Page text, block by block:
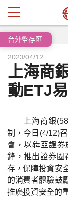
台外幣存匯
2023/04/12
上海商
動ETJ
上海商銀
制，今日(4/12)
會，以犇亞證券
鋒，推出證券圈
存，保障投資安
的消費者體驗鼓
推廣投資安全的